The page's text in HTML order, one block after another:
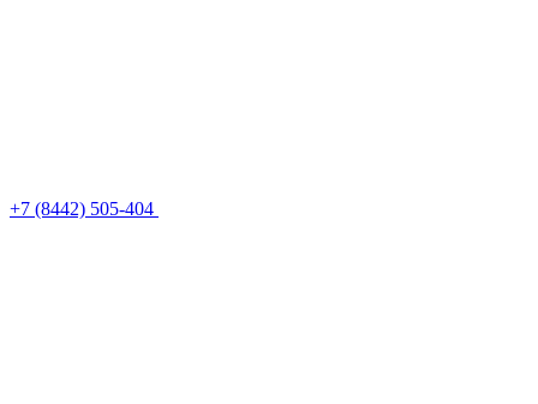
+7 (8442) 505-404